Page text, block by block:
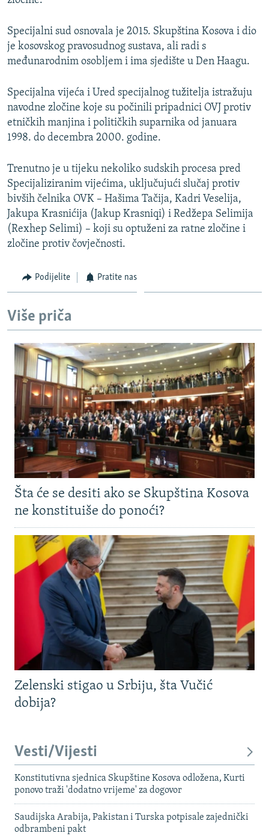
Specijalni sud osnovala je 2015. Skupština Kosova i dio
je kosovskog pravosudnog sustava, ali radi s
međunarodnim osobljem i ima sjedište u Den Haagu.
Specijalna vijeća i Ured specijalnog tužitelja istražuju
navodne zločine koje su počinili pripadnici OVJ protiv
etničkih manjina i političkih suparnika od januara
1998. do decembra 2000. godine.
Trenutno je u tijeku nekoliko sudskih procesa pred
Specijaliziranim vijećima, uključujući slučaj protiv
bivših čelnika OVK – Hašima Tačija, Kadri Veselija,
Jakupa Krasnićija (Jakup Krasniqi) i Redžepa Selimija
(Rexhep Selimi) – koji su optuženi za ratne zločine i
zločine protiv čovječnosti.
Podijelite Pratite nas
Više priča
Šta će se desiti ako se Skupština Kosova
ne konstituiše do ponoći?
Zelenski stigao u Srbiju, šta Vučić
dobija?
Vesti/Vijesti
Konstitutivna sjednica Skupštine Kosova odložena, Kurti
ponovo traži 'dodatno vrijeme' za dogovor
Saudijska Arabija, Pakistan i Turska potpisale zajednički
odbrambeni pakt